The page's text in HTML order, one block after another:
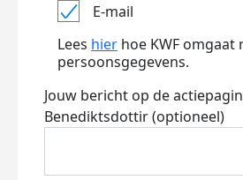
E-mail
Lees hier hoe KWF omgaat
persoonsgegevens.
Jouw bericht op de
Benediktsdottir (optioneel)